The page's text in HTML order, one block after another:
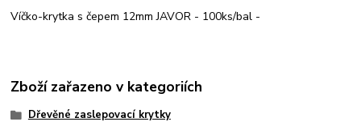
Víčko-krytka s čepem 12mm JAVOR - 100ks/bal -
Zboží zařazeno v kategoriích
Dřevěné zaslepovací krytky